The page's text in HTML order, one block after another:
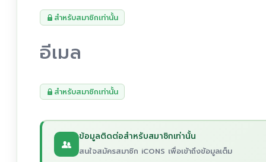
สำหรับสมาชิกเท่านั้น
อีเมล
สำหรับสมาชิกเท่านั้น
ข้อมูลติดต่อสำหรับสมาชิกเท่านั้น
สนใจสมัครสมาชิก iCONS เพื่อเข้าถึงข้อมูลเต็ม